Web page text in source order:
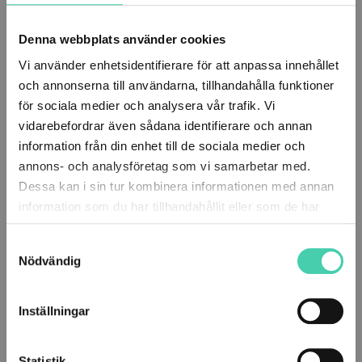
Denna webbplats använder cookies
Vi använder enhetsidentifierare för att anpassa innehållet
och annonserna till användarna, tillhandahålla funktioner
för sociala medier och analysera vår trafik. Vi
vidarebefordrar även sådana identifierare och annan
information från din enhet till de sociala medier och
annons- och analysföretag som vi samarbetar med.
Dessa kan i sin tur kombinera informationen med annan
information som du har tillhandahållit eller som de har
Du kan ändra eller dra tillbaka ditt samtycke till cookie-
sekretesspolicy om vilka vi är, hur du kontaktar oss och
på vilket sätt vi behandlar personuppgifter. Ange ditt
samtyckes-ID och datum för när du kontaktade oss
Nödvändig
Inställningar
Välkommen till SFAB
Besöker du oss som privatperson eller
energi är klimatsmart
Mängden avfall ökar och allt går inte att återvinna.
Genom avfallsförbränning tar vi tillvara på sådant
som inte kan återvinnas och genererar värme...
Läs artikel
21/4-21